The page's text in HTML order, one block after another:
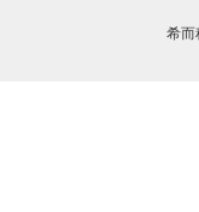
希而